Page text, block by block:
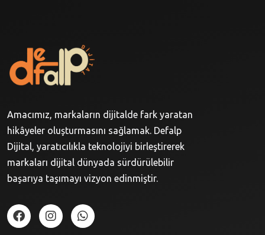
Amacımız, markaların dijitalde fark yaratan
hikâyeler oluşturmasını sağlamak. Defalp
Dijital, yaratıcılıkla teknolojiyi birleştirerek
markaları dijital dünyada sürdürülebilir
başarıya taşımayı vizyon edinmiştir.